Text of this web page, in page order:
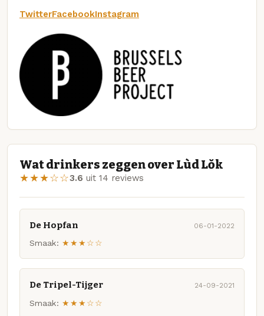
TwitterFacebookInstagram
Wat drinkers zeggen over Lùd Lŏk
★★★☆☆3.6 uit 14 reviews
De Hopfan 06-01-2022
Smaak: ★★★☆☆
De Tripel-Tijger 24-09-2021
Smaak: ★★★☆☆